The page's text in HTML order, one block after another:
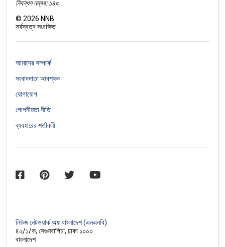
নিবন্ধন নম্বর: ১৪৩
©2026 NNB
সর্বস্বত্ব সংরক্ষিত
আমাদের সম্পর্কে
সংবাদদাতা আবশ্যক
যোগাযোগ
গোপনীয়তা নীতি
ব্যবহারের শর্তাবলী
নিউজ নেটওয়ার্ক অফ বাংলাদেশ (এনএনবি)
৪২/১/ক, সেগুনবাগিচা, ঢাকা ১০০০
বাংলাদেশ